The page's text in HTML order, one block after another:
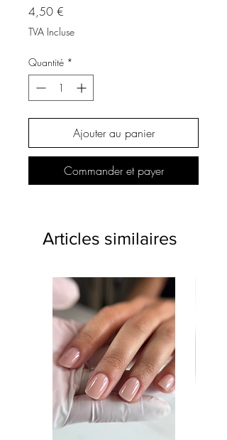
4,50 €
TVA Incluse
Quantité *
Ajouter au panier
Commander et payer
Articles similaires